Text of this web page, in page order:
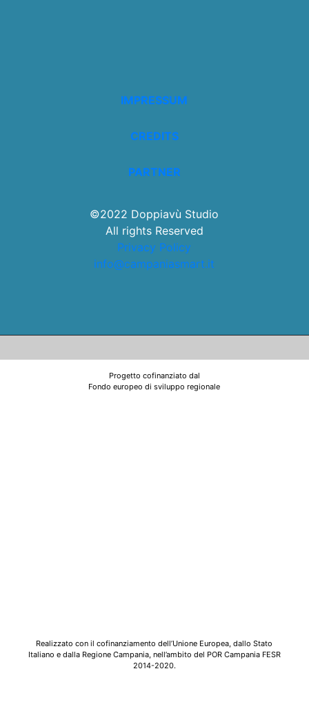
IMPRESSUM
CREDITS
PARTNER
©2022 Doppiavù Studio
All rights Reserved
Privacy Policy
info@campaniasmart.it
Progetto cofinanziato dal
Fondo europeo di sviluppo regionale
Realizzato con il cofinanziamento dell’Unione Europea, dallo Stato
Italiano e dalla Regione Campania, nell’ambito del POR Campania FESR
2014-2020.